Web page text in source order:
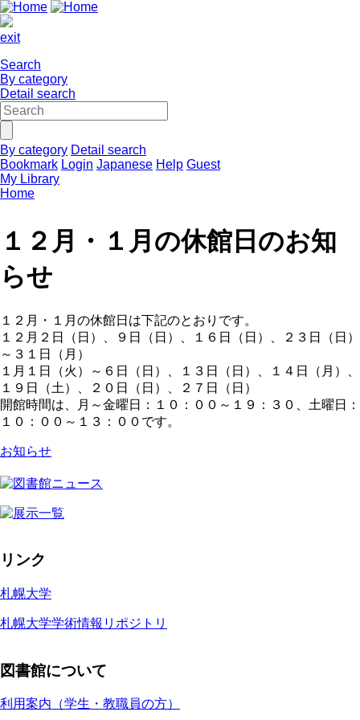
exit
Search
By category
Detail search
By category Detail search
Bookmark Login Japanese Help Guest
My Library
Home
１２月・１月の休館日のお知
らせ
１２月・１月の休館日は下記のとおりです。
１２月２日（日）、９日（日）、１６日（日）、２３日（日）
～３１日（月）
１月１日（火）～６日（日）、１３日（日）、１４日（月）、
１９日（土）、２０日（日）、２７日（日）
開館時間は、月～金曜日：１０：００～１９：３０、土曜日：
１０：００～１３：００です。
お知らせ
リンク
札幌大学
札幌大学学術情報リポジトリ
図書館について
利用案内（学生・教職員の方）